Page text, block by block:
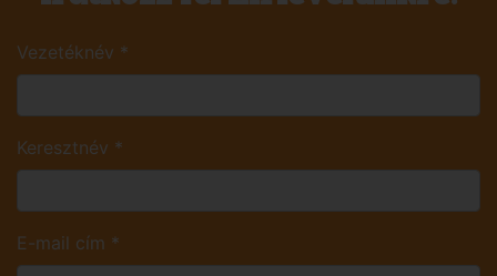
Vezetéknév *
Keresztnév *
E-mail cím *